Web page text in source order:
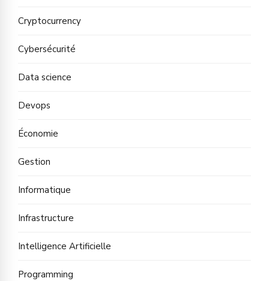
Cryptocurrency
Cybersécurité
Data science
Devops
Économie
Gestion
Informatique
Infrastructure
Intelligence Artificielle
Programming